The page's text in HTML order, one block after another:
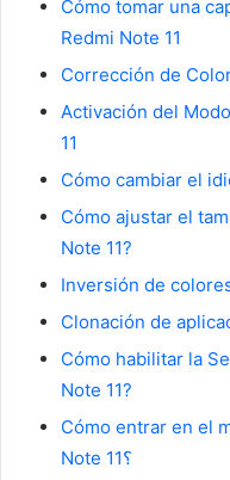
Cómo tomar una
Redmi Note 11
Corrección de
Activación del
11
Cómo cambiar el
Cómo ajustar el
Note 11?
Inversión de
Clonación de
Cómo habilitar la
Note 11?
Cómo entrar en el
Note 11؟